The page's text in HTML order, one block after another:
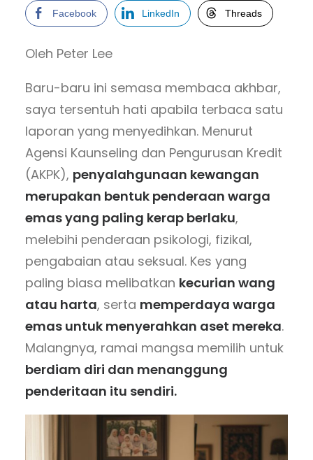
Facebook LinkedIn Threads
Oleh Peter Lee
Baru-baru ini semasa membaca akhbar,
saya tersentuh hati apabila terbaca satu
laporan yang menyedihkan. Menurut
Agensi Kaunseling dan Pengurusan Kredit
(AKPK), penyalahgunaan kewangan
merupakan bentuk penderaan warga
emas yang paling kerap berlaku,
melebihi penderaan psikologi, fizikal,
pengabaian atau seksual. Kes yang
paling biasa melibatkan kecurian wang
atau harta, serta memperdaya warga
emas untuk menyerahkan aset mereka.
Malangnya, ramai mangsa memilih untuk
berdiam diri dan menanggung
penderitaan itu sendiri.